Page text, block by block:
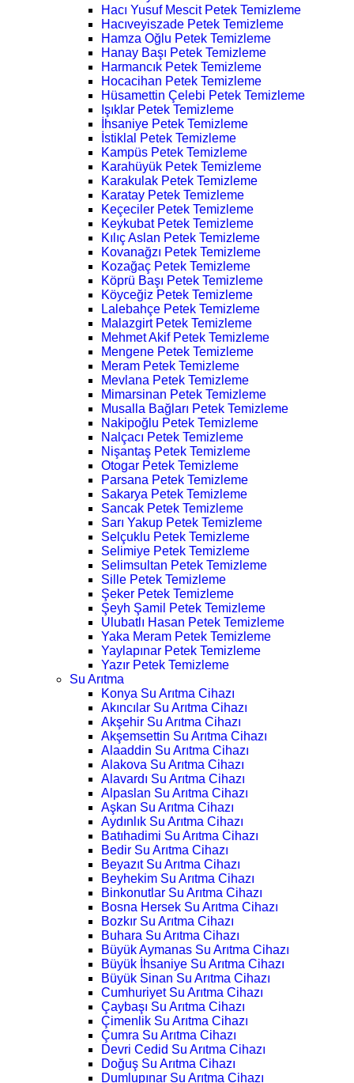
Hacı Yusuf Mescit Petek Temizleme
Hacıveyiszade Petek Temizleme
Hamza Oğlu Petek Temizleme
Hanay Başı Petek Temizleme
Harmancık Petek Temizleme
Hocacihan Petek Temizleme
Hüsamettin Çelebi Petek Temizleme
Işıklar Petek Temizleme
İhsaniye Petek Temizleme
İstiklal Petek Temizleme
Kampüs Petek Temizleme
Karahüyük Petek Temizleme
Karakulak Petek Temizleme
Karatay Petek Temizleme
Keçeciler Petek Temizleme
Keykubat Petek Temizleme
Kılıç Aslan Petek Temizleme
Kovanağzı Petek Temizleme
Kozağaç Petek Temizleme
Köprü Başı Petek Temizleme
Köyceğiz Petek Temizleme
Lalebahçe Petek Temizleme
Malazgirt Petek Temizleme
Mehmet Akif Petek Temizleme
Mengene Petek Temizleme
Meram Petek Temizleme
Mevlana Petek Temizleme
Mimarsinan Petek Temizleme
Musalla Bağları Petek Temizleme
Nakipoğlu Petek Temizleme
Nalçacı Petek Temizleme
Nişantaş Petek Temizleme
Otogar Petek Temizleme
Parsana Petek Temizleme
Sakarya Petek Temizleme
Sancak Petek Temizleme
Sarı Yakup Petek Temizleme
Selçuklu Petek Temizleme
Selimiye Petek Temizleme
Selimsultan Petek Temizleme
Sille Petek Temizleme
Şeker Petek Temizleme
Şeyh Şamil Petek Temizleme
Ulubatlı Hasan Petek Temizleme
Yaka Meram Petek Temizleme
Yaylapınar Petek Temizleme
Yazır Petek Temizleme
Su Arıtma
Konya Su Arıtma Cihazı
Akıncılar Su Arıtma Cihazı
Akşehir Su Arıtma Cihazı
Akşemsettin Su Arıtma Cihazı
Alaaddin Su Arıtma Cihazı
Alakova Su Arıtma Cihazı
Alavardı Su Arıtma Cihazı
Alpaslan Su Arıtma Cihazı
Aşkan Su Arıtma Cihazı
Aydınlık Su Arıtma Cihazı
Batıhadimi Su Arıtma Cihazı
Bedir Su Arıtma Cihazı
Beyazıt Su Arıtma Cihazı
Beyhekim Su Arıtma Cihazı
Binkonutlar Su Arıtma Cihazı
Bosna Hersek Su Arıtma Cihazı
Bozkır Su Arıtma Cihazı
Buhara Su Arıtma Cihazı
Büyük Aymanas Su Arıtma Cihazı
Büyük İhsaniye Su Arıtma Cihazı
Büyük Sinan Su Arıtma Cihazı
Cumhuriyet Su Arıtma Cihazı
Çaybaşı Su Arıtma Cihazı
Çimenlik Su Arıtma Cihazı
Çumra Su Arıtma Cihazı
Devri Cedid Su Arıtma Cihazı
Doğuş Su Arıtma Cihazı
Dumlupınar Su Arıtma Cihazı